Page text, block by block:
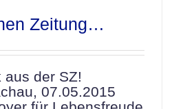
Zeitung…
aus der SZ!
07.05.2015